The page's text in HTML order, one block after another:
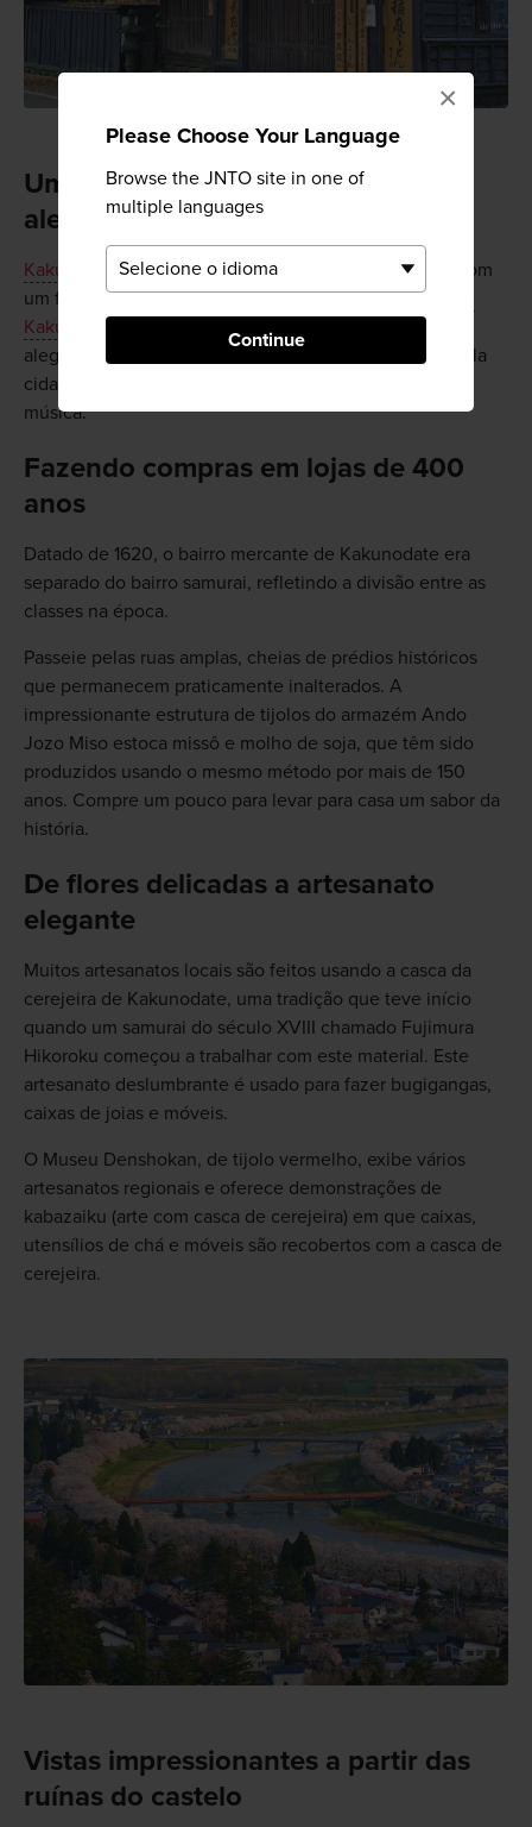
Please Choose Your Language
Browse the JNTO site in one of
multiple languages
Continue
×
Um festival de outono com carros
alegóricos enormes
Kakunodate
é linda no outono, e marca a estação com
um festival no início de setembro chamadoFestival de
Kakunodate
, que data de mais de 350 anos. Carros
alegóricos enormes de sete toneladas são puxados pela
cidade, acompanhados por dançarinos tradicionais e
música.
Fazendo compras em lojas de 400
anos
Datado de 1620, o bairro mercante de Kakunodate era
separado do bairro samurai, refletindo a divisão entre as
classes na época.
Passeie pelas ruas amplas, cheias de prédios históricos
que permanecem praticamente inalterados. A
impressionante estrutura de tijolos do armazém Ando
Jozo Miso estoca missô e molho de soja, que têm sido
produzidos usando o mesmo método por mais de 150
anos. Compre um pouco para levar para casa um sabor da
história.
De flores delicadas a artesanato
elegante
Muitos artesanatos locais são feitos usando a casca da
cerejeira de Kakunodate, uma tradição que teve início
quando um samurai do século XVIII chamado Fujimura
Hikoroku começou a trabalhar com este material. Este
artesanato deslumbrante é usado para fazer bugigangas,
caixas de joias e móveis.
O Museu Denshokan, de tijolo vermelho, exibe vários
artesanatos regionais e oferece demonstrações de
kabazaiku (arte com casca de cerejeira) em que caixas,
utensílios de chá e móveis são recobertos com a casca de
cerejeira.
Vistas impressionantes a partir das
ruínas do castelo